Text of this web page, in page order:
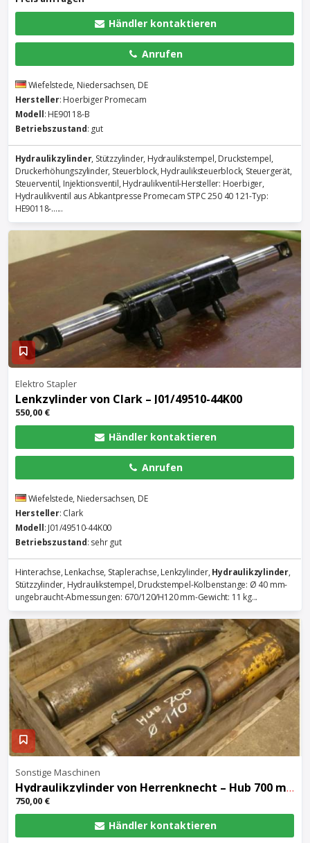
Händler kontaktieren
Anrufen
Wiefelstede, Niedersachsen, DE
Hersteller: Hoerbiger Promecam
Modell: HE90118-B
Betriebszustand: gut
Hydraulikzylinder, Stützzylinder, Hydraulikstempel, Druckstempel,
Druckerhöhungszylinder, Steuerblock, Hydrauliksteuerblock, Steuergerät,
Steuerventil, Injektionsventil, Hydraulikventil-Hersteller: Hoerbiger,
Hydraulikventil aus Abkantpresse Promecam STPC 250 40 121-Typ:
HE90118-......
Elektro Stapler
Lenkzylinder von Clark – J01/49510-44K00
550,00 €
Händler kontaktieren
Anrufen
Wiefelstede, Niedersachsen, DE
Hersteller: Clark
Modell: J01/49510-44K00
Betriebszustand: sehr gut
Hinterachse, Lenkachse, Staplerachse, Lenkzylinder, Hydraulikzylinder,
Stützzylinder, Hydraulikstempel, Druckstempel-Kolbenstange: Ø 40 mm-
ungebraucht-Abmessungen: 670/120/H120 mm-Gewicht: 11 kg...
Sonstige Maschinen
Hydraulikzylindervon Herrenknecht – Hub 700 mm Kolben Ø 150 mm
750,00 €
Händler kontaktieren